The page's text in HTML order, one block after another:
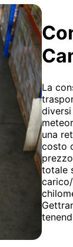
La
una
costo
totale